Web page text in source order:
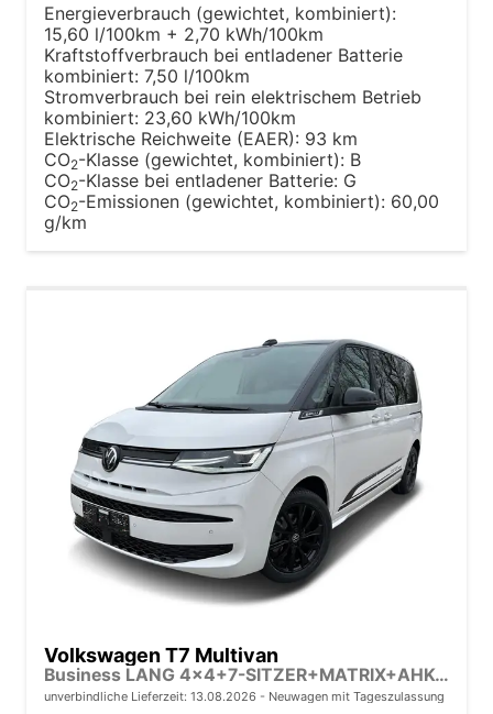
Energieverbrauch (gewichtet, kombiniert):
15,60 l/100km + 2,70 kWh/100km
Kraftstoffverbrauch bei entladener Batterie
kombiniert: 7,50 l/100km
Stromverbrauch bei rein elektrischem Betrieb
kombiniert: 23,60 kWh/100km
Elektrische Reichweite (EAER): 93 km
CO2-Klasse (gewichtet, kombiniert): B
CO2-Klasse bei entladener Batterie: G
CO2-Emissionen (gewichtet, kombiniert): 60,00
g/km
Volkswagen T7 Multivan
Business LANG 4x4+7-SITZER+MATRIX+AHK+KAMERA+SHZ+17" ALU
unverbindliche Lieferzeit: 13.08.2026 Neuwagen mit Tageszulassung